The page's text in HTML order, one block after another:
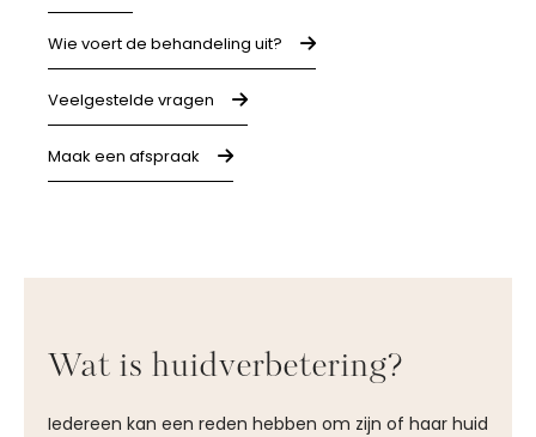
Wie voert de behandeling uit?
Veelgestelde vragen
Maak een afspraak
Wat is huidverbetering?
Iedereen kan een reden hebben om zijn of haar huid